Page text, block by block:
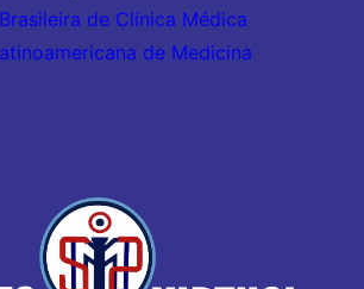
de Clínica Médica
de Medicina